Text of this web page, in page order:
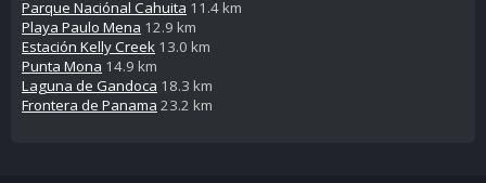
Parque Naciónal Cahuita 11.4 km
Playa Paulo Mena 12.9 km
Estación Kelly Creek 13.0 km
Punta Mona 14.9 km
Laguna de Gandoca 18.3 km
Frontera de Panama 23.2 km